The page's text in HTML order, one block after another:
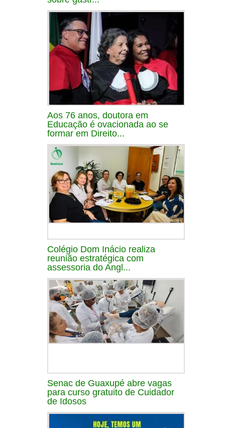
Aos 76 anos, doutora em
Educação é ovacionada ao se
formar em Direito...
Colégio Dom Inácio realiza
reunião estratégica com
assessoria do Angl...
Senac de Guaxupé abre vagas
para curso gratuito de Cuidador
de Idosos